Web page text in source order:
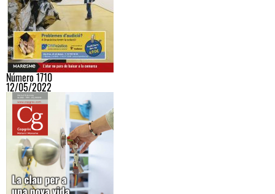
Número 1710
12/05/2022